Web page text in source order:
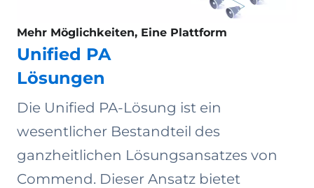
Mehr Möglichkeiten, Eine Plattform
Unified PA
Lösungen
Die Unified PA-Lösung ist ein
wesentlicher Bestandteil des
ganzheitlichen Lösungsansatzes von
Commend. Dieser Ansatz bietet